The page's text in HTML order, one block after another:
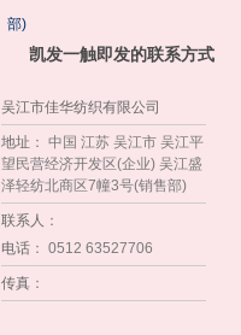
部)
凯发一触即发的联系方式
吴江市佳华纺织有限公司
地址 ： 中国 江苏 吴江市 吴江平
望民营经济开发区(企业) 吴江盛
泽轻纺北商区7幢3号(销售部)
联系人 ：
电话 ： 0512 63527706
传真 ：